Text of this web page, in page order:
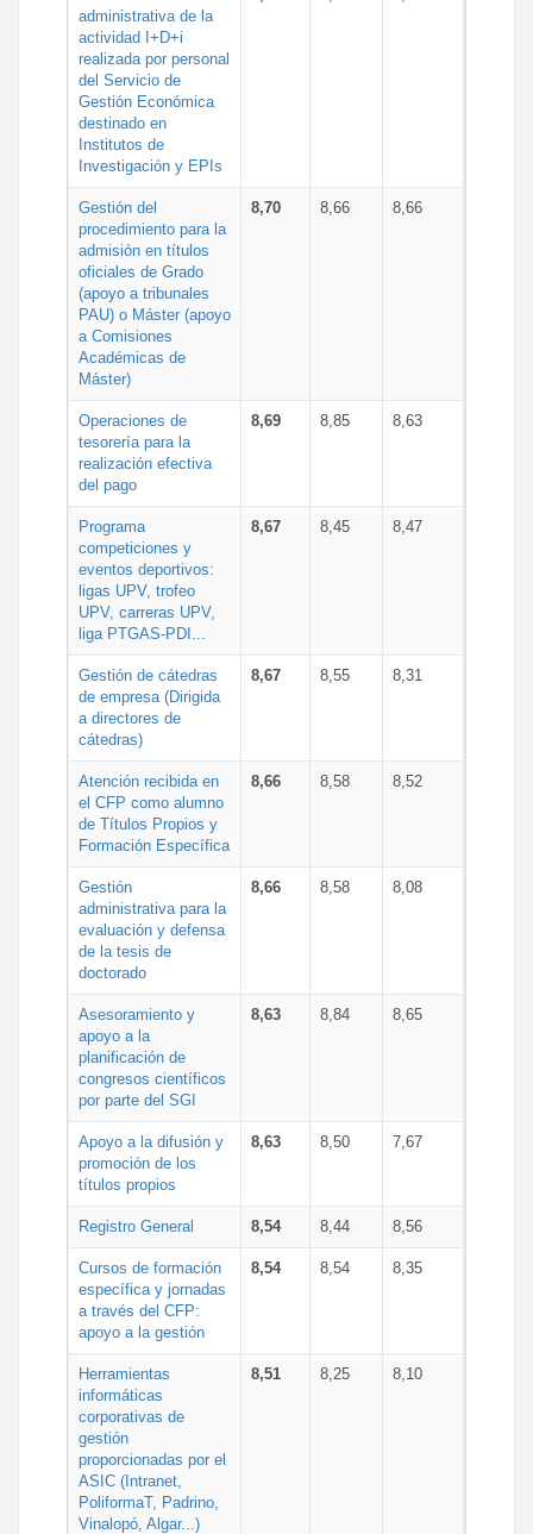
administrativa de la
actividad I+D+i
realizada por personal
del Servicio de
Gestión Económica
destinado en
Institutos de
Investigación y EPIs
Gestión del
procedimiento para la
admisión en títulos
oficiales de Grado
(apoyo a tribunales
PAU) o Máster (apoyo
a Comisiones
Académicas de
Máster)
8,70 8,66 8,66
Operaciones de
tesorería para la
realización efectiva
del pago
8,69 8,85 8,63
Programa
competiciones y
eventos deportivos:
ligas UPV, trofeo
UPV, carreras UPV,
liga PTGAS-PDI...
8,67 8,45 8,47
Gestión de cátedras
de empresa (Dirigida
a directores de
cátedras)
8,67 8,55 8,31
Atención recibida en
el CFP como alumno
de Títulos Propios y
Formación Específica
8,66 8,58 8,52
Gestión
administrativa para la
evaluación y defensa
de la tesis de
doctorado
8,66 8,58 8,08
Asesoramiento y
apoyo a la
planificación de
congresos científicos
por parte del SGI
8,63 8,84 8,65
Apoyo a la difusión y
promoción de los
títulos propios
8,63 8,50 7,67
Registro General 8,54 8,44 8,56
Cursos de formación
específica y jornadas
a través del CFP:
apoyo a la gestión
8,54 8,54 8,35
Herramientas
informáticas
corporativas de
gestión
proporcionadas por el
ASIC (Intranet,
PoliformaT, Padrino,
Vinalopó, Algar...)
8,51 8,25 8,10